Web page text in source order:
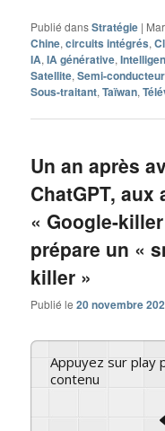
Publié dansStratégie |
Chine,circuits intégrés,
IA,IA générative,
Satellite,Semi-conducteur
Sous-traitant,Taïwan,
Un an après
ChatGPT, aux
« Google-
prépare un «
killer »
Publié le20 novembre
Appuyez sur play pour écouter ce
contenu